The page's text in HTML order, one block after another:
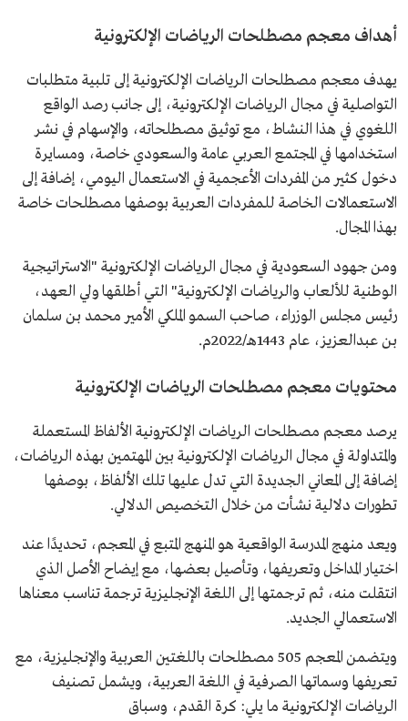
أهداف معجم مصطلحات الرياضات الإلكترونية
يهدف معجم مصطلحات الرياضات الإلكترونية إلى تلبية متطلبات
التواصلية في مجال الرياضات الإلكترونية، إلى جانب رصد الواقع
اللغوي في هذا النشاط، مع توثيق مصطلحاته، والإسهام في نشر
استخدامها في المجتمع العربي عامة والسعودي خاصة، ومسايرة
دخول كثير من المفردات الأعجمية في الاستعمال اليومي، إضافة إلى
الاستعمالات الخاصة للمفردات العربية بوصفها مصطلحات خاصة
بهذا المجال.
ومن جهود السعودية في مجال الرياضات الإلكترونية "الاستراتيجية
الوطنية للألعاب والرياضات الإلكترونية" التي أطلقها ولي العهد،
رئيس مجلس الوزراء، صاحب السمو الملكي الأمير محمد بن سلمان
بن عبدالعزيز، عام 1443هـ/2022م.
محتويات معجم مصطلحات الرياضات الإلكترونية
يرصد معجم مصطلحات الرياضات الإلكترونية الألفاظ المستعملة
والمتداولة في مجال الرياضات الإلكترونية بين المهتمين بهذه الرياضات،
إضافة إلى المعاني الجديدة التي تدل عليها تلك الألفاظ، بوصفها
تطورات دلالية نشأت من خلال التخصيص الدلالي.
ويعد منهج المدرسة الواقعية هو المنهج المتبع في المعجم، تحديدًا عند
اختيار المداخل وتعريفها، وتأصيل بعضها، مع إيضاح الأصل الذي
انتقلت منه، ثم ترجمتها إلى اللغة الإنجليزية ترجمة تناسب معناها
الاستعمالي الجديد.
ويتضمن المعجم 505 مصطلحات باللغتين العربية والإنجليزية، مع
تعريفها وسماتها الصرفية في اللغة العربية، ويشمل تصنيف
الرياضات الإلكترونية ما يلي: كرة القدم، وسباق